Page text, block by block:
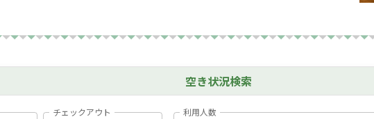
冷暖房完備、充実のキッチン設備(冷蔵庫、電子レンジ、トース
空き状況検索
チェックアウト 利用人数